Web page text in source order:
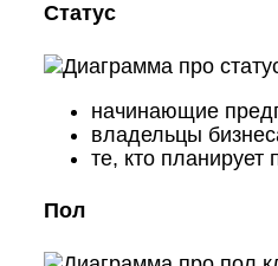
Статус
начинающие
владельцы
те, кто планирует
Пол